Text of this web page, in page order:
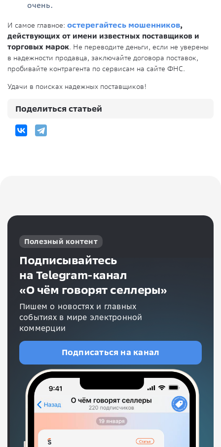
очень.
И самое главное: остерегайтесь мошенников,
действующих от имени известных поставщиков и
торговых марок. Не переводите деньги, если не уверены
в надежности продавца, заключайте договора поставок,
пробивайте контрагента по сервисам на сайте ФНС.
Удачи в поисках надежных поставщиков!
Поделиться статьей
Полезный контент
Подписывайтесь
на Telegram-канал
«О чём говорят селлеры»
Пишем о новостях и главных
событиях в мире электронной
коммерции
Подписаться на канал